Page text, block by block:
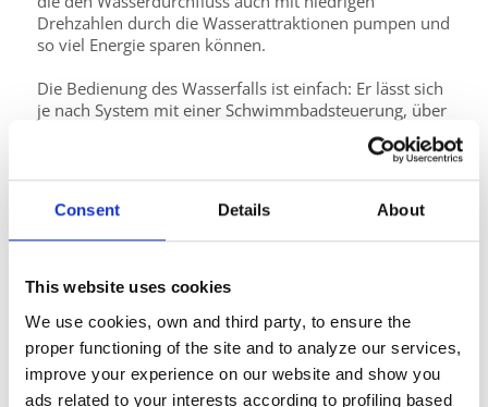
Consent Details About
This website uses cookies
We use cookies, own and third party, to ensure the
proper functioning of the site and to analyze our services,
improve your experience on our website and show you
ads related to your interests according to profiling based
Drehzahlen durch die Wasserattraktionen pumpen und
so viel Energie sparen können.
Die Bedienung des Wasserfalls ist einfach: Er lässt sich
je nach System mit einer Schwimmbadsteuerung, über
einen Pneumatikschalter vom Rand des Pools oder
Ein Pool-Wasserfall ist eine enorme Bereicherung für
wirklich genießen zu können, sollte man bei Planung
Die Konstruktion des Wasserfalls muss so
beschaffen sein, dass das Wasser drucklos und als
breiter, geschlossener Vorhang aus der Öffnung